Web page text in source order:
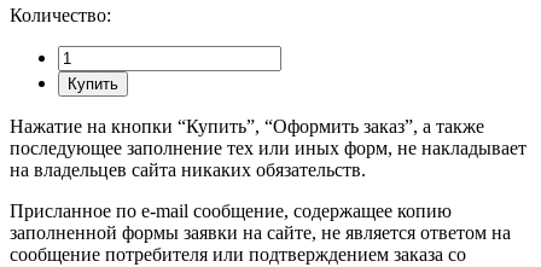
Количество:
Купить
Нажатие на кнопки “Купить”, “Оформить заказ”, а также
последующее заполнение тех или иных форм, не накладывает
на владельцев сайта никаких обязательств.
Присланное по e-mail сообщение, содержащее копию
заполненной формы заявки на сайте, не является ответом на
сообщение потребителя или подтверждением заказа со